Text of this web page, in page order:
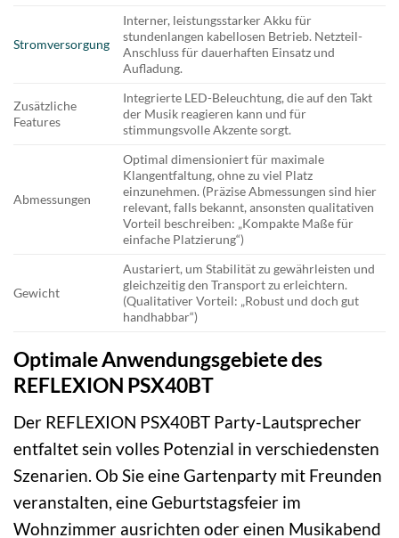
Stromversorgung
Interner, leistungsstarker Akku für
stundenlangen kabellosen Betrieb. Netzteil-
Anschluss für dauerhaften Einsatz und
Aufladung.
Zusätzliche
Features
Integrierte LED-Beleuchtung, die auf den Takt
der Musik reagieren kann und für
stimmungsvolle Akzente sorgt.
Abmessungen
Optimal dimensioniert für maximale
Klangentfaltung, ohne zu viel Platz
einzunehmen. (Präzise Abmessungen sind hier
relevant, falls bekannt, ansonsten qualitativen
Vorteil beschreiben: „Kompakte Maße für
einfache Platzierung“)
Gewicht
Austariert, um Stabilität zu gewährleisten und
gleichzeitig den Transport zu erleichtern.
(Qualitativer Vorteil: „Robust und doch gut
handhabbar“)
Optimale Anwendungsgebiete des
REFLEXION PSX40BT
Der REFLEXION PSX40BT Party-Lautsprecher
entfaltet sein volles Potenzial in verschiedensten
Szenarien. Ob Sie eine Gartenparty mit Freunden
veranstalten, eine Geburtstagsfeier im
Wohnzimmer ausrichten oder einen Musikabend